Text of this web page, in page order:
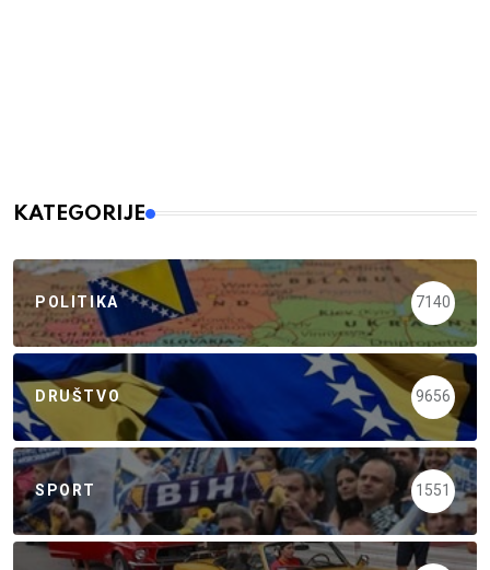
KATEGORIJE
POLITIKA 7140
DRUŠTVO 9656
SPORT 1551